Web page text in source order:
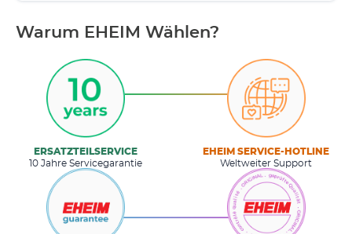
Warum EHEIM Wählen?
ERSATZTEILSERVICE
10 Jahre Servicegarantie
EHEIM SERVICE-HOTLINE
Weltweiter Support